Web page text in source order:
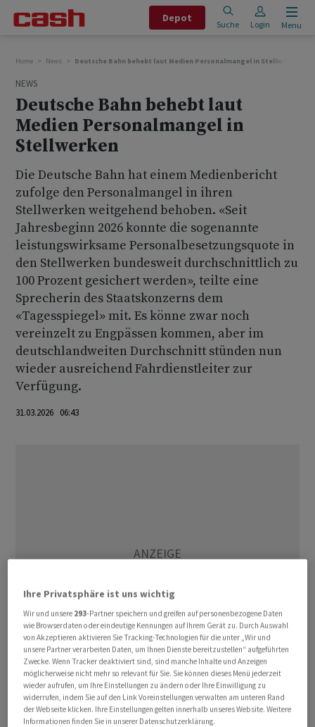
Depot
Suche Login Menu
Home News Deutsche Bahn behebt laut Medien Personalmangel in Stellwerken
NEWS
Deutsche Bahn behebt laut
Medien Personalmangel in
Stellwerken
Die Deutsche Bahn hat einem Medienbericht
zufolge den Personalmangel in ihren
Stellwerken weitgehend behoben. «Seit
Jahresbeginn 2026 konnte die sogenannte
leistungswirksame Personalbesetzungsquote in
den Stellwerken bundesweit durchschnittlich zu
100 Prozent gesichert werden», teilte eine
Sprecherin des Staatskonzerns dem
«Tagesspiegel» mit. Es könne zwar noch
vereinzelt zu Engpässen kommen, aber im
deutschlandweiten Durchschnitt stünden nun
wieder ausreichend Fahrdienstleiter zur
Verfügung.
31.03.2026 06:43
Demnach wurden bis Dezember 2025 insgesamt rund
2.200 neue Mitarbeiterinnen und Mitarbeiter für den
Stellwerksdienst eingestellt. Dies entspreche einer
Ihre Privatsphäre ist uns wichtig
Wir und unsere 293-Partner speichern und greifen auf personenbezogene Daten
wie Browserdaten oder eindeutige Kennungen auf Ihrem Gerät zu. Durch Auswahl
von Akzeptieren aktivieren Sie Tracking-Technologien für die unter „Wir und
unsere Partner verarbeiten Daten, um Ihnen Dienste bereitzustellen“ aufgeführten
Zwecke. Wenn Tracker deaktiviert sind, sind manche Inhalte und Anzeigen
möglicherweise nicht mehr so relevant für Sie. Sie können dieses Menü jederzeit
wieder aufrufen, um Ihre Einstellungen zu ändern oder Ihre Einwilligung zu
widerrufen, indem Sie auf den Link Voreinstellungen verwalten am unteren Rand
der Webseite klicken. Ihre Einstellungen gelten innerhalb unseres Website. Weitere
Informationen finden Sie in unserer Datenschutzerklärung.